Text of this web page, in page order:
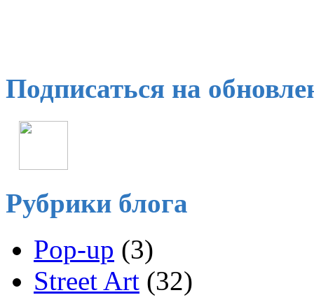
Подписаться на
Рубрики блога
Pop-up (3)
Street Art (32)